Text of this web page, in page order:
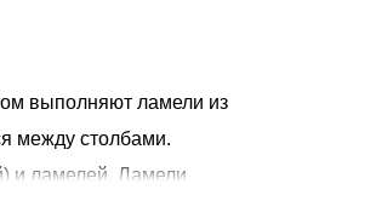
выполняют ламели из
между столбами.
и ламелей. Ламели